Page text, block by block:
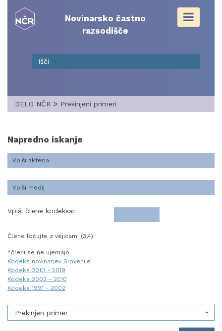
content
Novinarsko častno
razsodišče
DELO NČR > Prekinjeni primeri
Napredno iskanje
Vpiši člene kodeksa:
Člene ločujte z vejicami (3,4)
*členi se ne ujemajo
Kodeks novinarjev Slovenije
Kodeks 2010 - 2019
Kodeks 2002 - 2010
Kodeks 1991 - 2002
Prekinjen primer